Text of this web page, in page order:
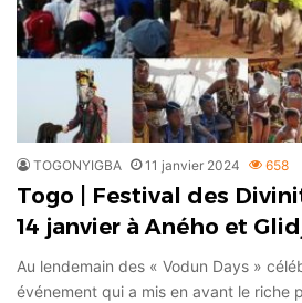
TOGONYIGBA 11 janvier 2024 658
Togo | Festival des
14 janvier à Aného et
Au lendemain des « Vodun Days »
événement qui a mis en avant le riche